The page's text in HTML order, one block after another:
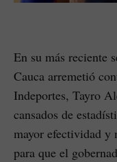
En su más reciente
Cauca arremetió
Indeportes, Tayro
cansados de
mayor efectividad y
para que el